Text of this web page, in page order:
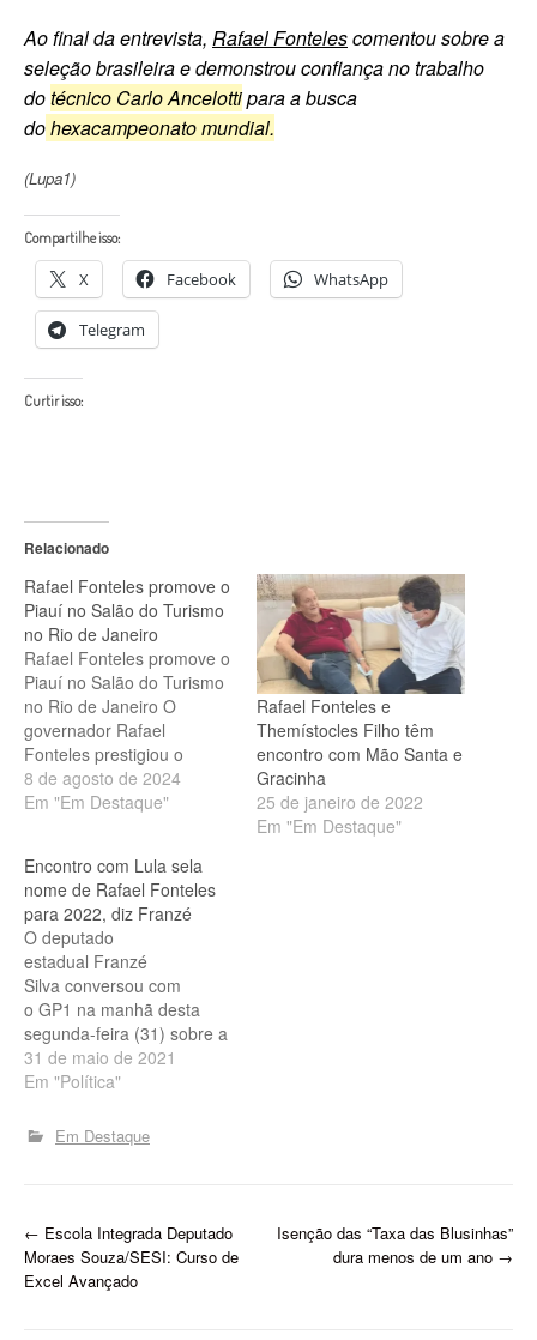
Ao final da entrevista, Rafael Fontelescomentou sobre a
seleção brasileira e demonstrou confiança no trabalho
dotécnico Carlo Ancelottipara a busca
dohexacampeonato mundial.
(Lupa1)
Compartilhe isso:
X Facebook WhatsApp
Telegram
Curtir isso:
Relacionado
Rafael Fonteles promove o
Piauí no Salão do Turismo
no Rio de Janeiro
Rafael Fonteles promove o
Piauí no Salão do Turismo
no Rio de Janeiro O
governador Rafael
Fonteles prestigiou o
primeiro dia da 8ª edição
do Salão do Turismo, que
evento, promovido pelo
Ministério do Turismo, vai
até domingo (11) e
funciona…
8 de agosto de 2024
Em "Em Destaque"
Rafael Fonteles e
Themístocles Filho têm
encontro com Mão Santa e
Gracinha
25 de janeiro de 2022
Em "Em Destaque"
Encontro com Lula sela
nome de Rafael Fonteles
para 2022, diz Franzé
O deputado
estadual Franzé
Silva conversou com
o GP1 na manhã desta
segunda-feira (31) sobre a
agenda que o
governador Wellington
estadual da Fazenda do
Piauí, Rafael
República, Luiz Inácio Lula
da Silva, nesse domingo
(30) em São Paulo. Na
visão de Franzé, o almoço
31 de maio de 2021
Em "Política"
Em Destaque
P
o
← Escola Integrada Deputado
Moraes Souza/SESI: Curso de
Excel Avançado
Isenção das “Taxa das Blusinhas”
dura menos de um ano →